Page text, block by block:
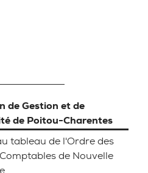
de Gestion et de
de Poitou-Charentes
tableau de l'Ordre des
de Nouvelle